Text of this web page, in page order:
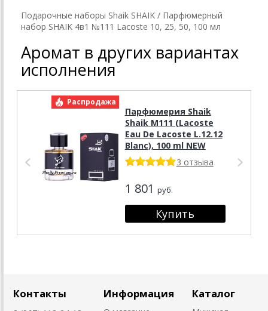
Подарочные наборы Shaik SHAIK / Парфюмерный
набор SHAIK 4в1 №111 Lacoste 10, 25, 50, 100 мл
Аромат в других вариантах
исполнения
Распродажа
Парфюмерия Shaik
Shaik M111 (Lacoste
Eau De Lacoste L.12.12
Blanc), 100 ml NEW
3 отзыва
1 801 руб.
Контакты Информация Каталог